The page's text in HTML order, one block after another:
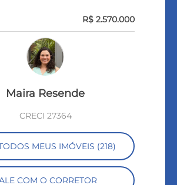
R$ 2.570.000
Maira Resende
CRECI 27364
MEUS IMÓVEIS (218)
COM O CORRETOR